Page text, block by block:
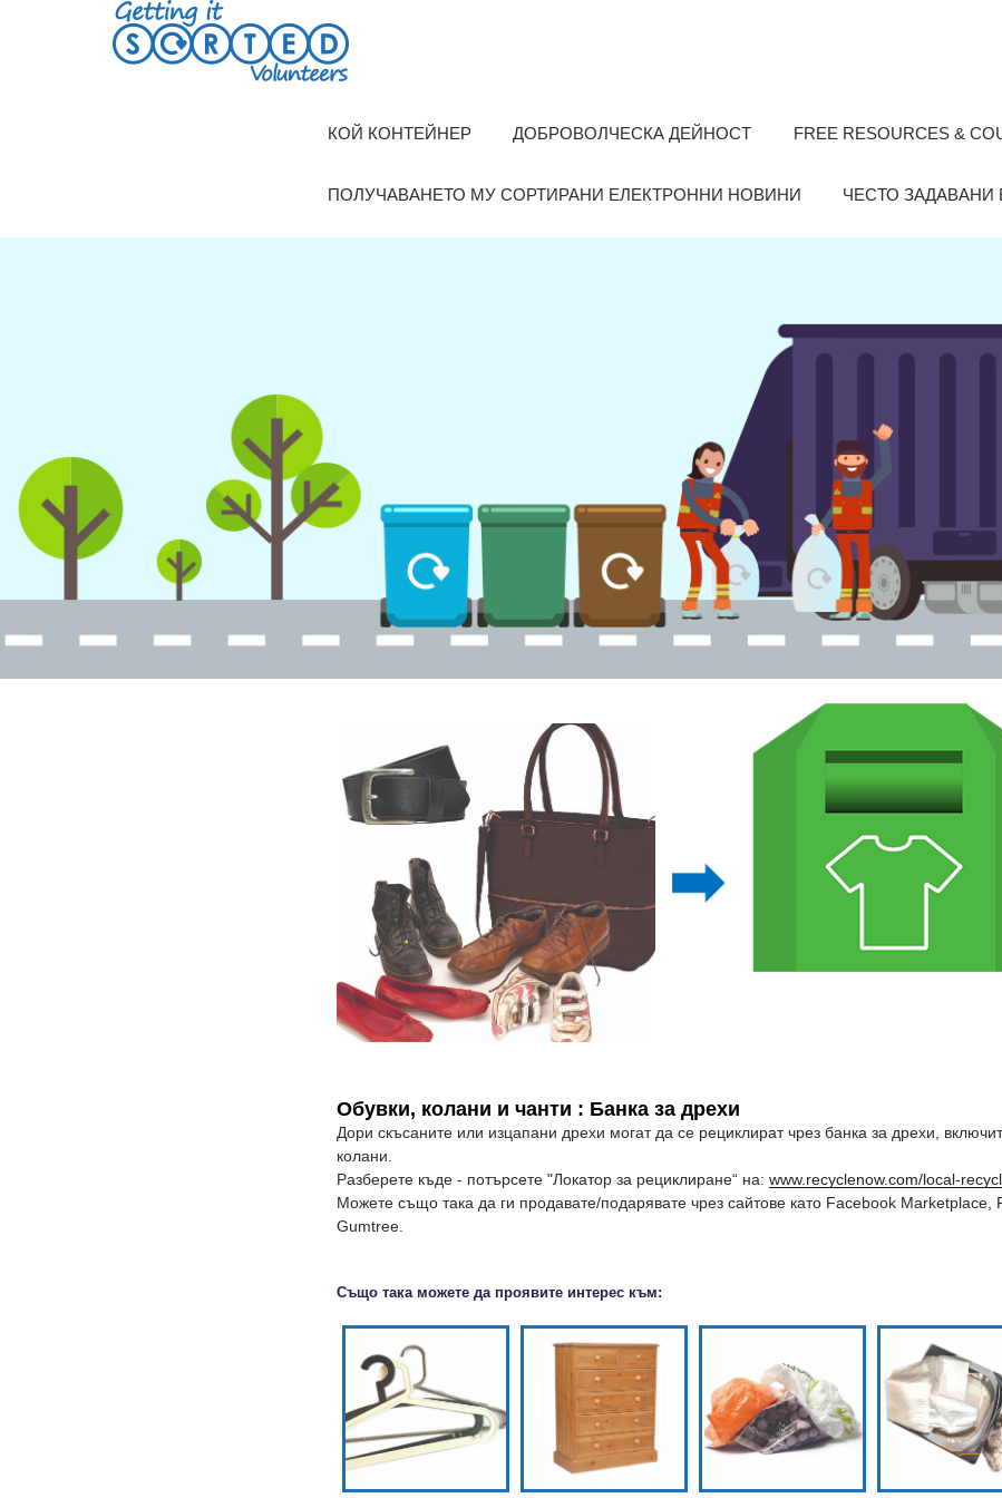
КОЙ КОНТЕЙНЕР ДОБРОВОЛЧЕСКА ДЕЙНОСТ FREE RESOURCES &
ПОЛУЧАВАНЕТО МУ СОРТИРАНИ ЕЛЕКТРОННИ НОВИНИ ЧЕСТО ЗАДАВАНИ
Обувки, колани и чанти : Банка за дрехи
Дори скъсаните или изцапани дрехи могат да се рециклират чрез банка за дрехи,
колани.
Разберете къде - потърсете "Локатор за рециклиране“ на: www.recyclenow.com/local-
Можете също така да ги продавате/подарявате чрез сайтове като Facebook Marketplace,
Gumtree.
Също така можете да проявите интерес към: